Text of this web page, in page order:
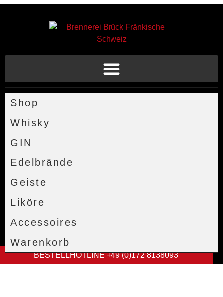
Shop
Whisky
GIN
Edelbrände
Geiste
Liköre
Accessoires
Warenkorb
BESTELLHOTLINE +49 (0)172 8138093